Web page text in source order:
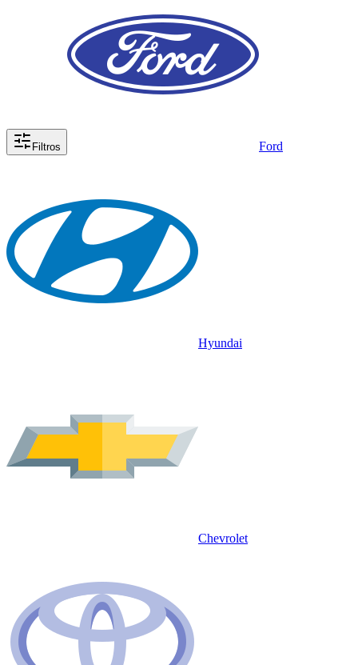
Filtros Ford
Hyundai
Chevrolet